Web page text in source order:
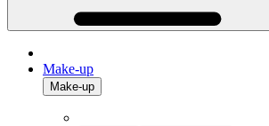
Make-up
Make-up